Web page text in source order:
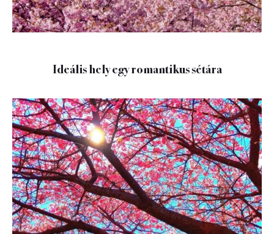
Ideális hely egy romantikus sétára